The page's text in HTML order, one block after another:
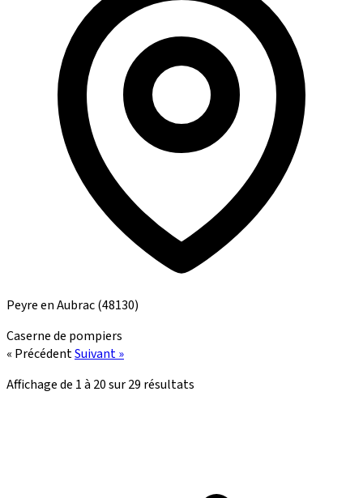
Peyre en Aubrac(48130)
Caserne de pompiers
« PrécédentSuivant »
Affichage de 1à 20sur29 résultats